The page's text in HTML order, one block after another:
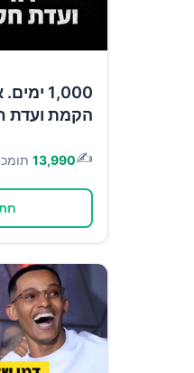
1,000
הקמת ועדת
✍️
13,990